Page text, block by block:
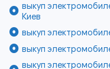
выкуп
Киев
выкуп
выкуп
выкуп